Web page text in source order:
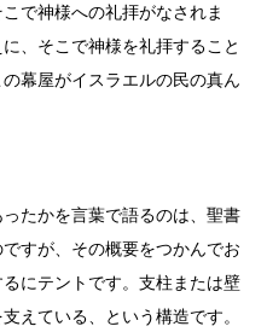
で神様への礼拝がなされま
、そこで神様を礼拝すること
幕屋がイスラエルの民の真ん
たかを言葉で語るのは、聖書
すが、その概要をつかんでお
にテントです。支柱または壁
えている、という構造です。